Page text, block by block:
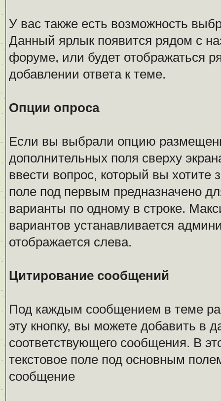
У вас также есть возможность
Данный ярлык появится рядом с
форуме, или будет отображаться
добавлении ответа к теме.
Опции опроса
Если вы выбрали опцию
дополнительных поля сверху
ввести вопрос, который вы хотите
поле под первым предназначено
варианты по одному в строке.
вариантов устанавливается
отображается слева.
Цитирование сообщений
Под каждым сообщением в теме
эту кнопку, вы можете добавить в
соответствующего сообщения. В
текстовое поле под основным
сообщение